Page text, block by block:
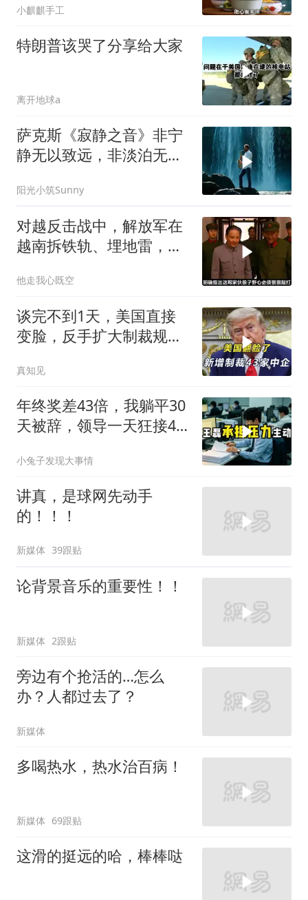
小麒麒手工
特朗普该哭了分享给大家
离开地球a
萨克斯《寂静之音》非宁
静无以致远，非淡泊无以
阳光小筑Sunny
对越反击战中，解放军在
越南拆铁轨、埋地雷，是
他走我心既空
谈完不到1天，美国直接
变脸，反手扩大制裁规
真知见
年终奖差43倍，我躺平30
天被辞，领导一天狂接47
小兔子发现大事情
讲真，是球网先动手
的！！！
新媒体 39跟贴
论背景音乐的重要性！！
新媒体 2跟贴
旁边有个抢活的…怎么
办？人都过去了？
新媒体
多喝热水，热水治百病！
新媒体 69跟贴
这滑的挺远的哈，棒棒哒